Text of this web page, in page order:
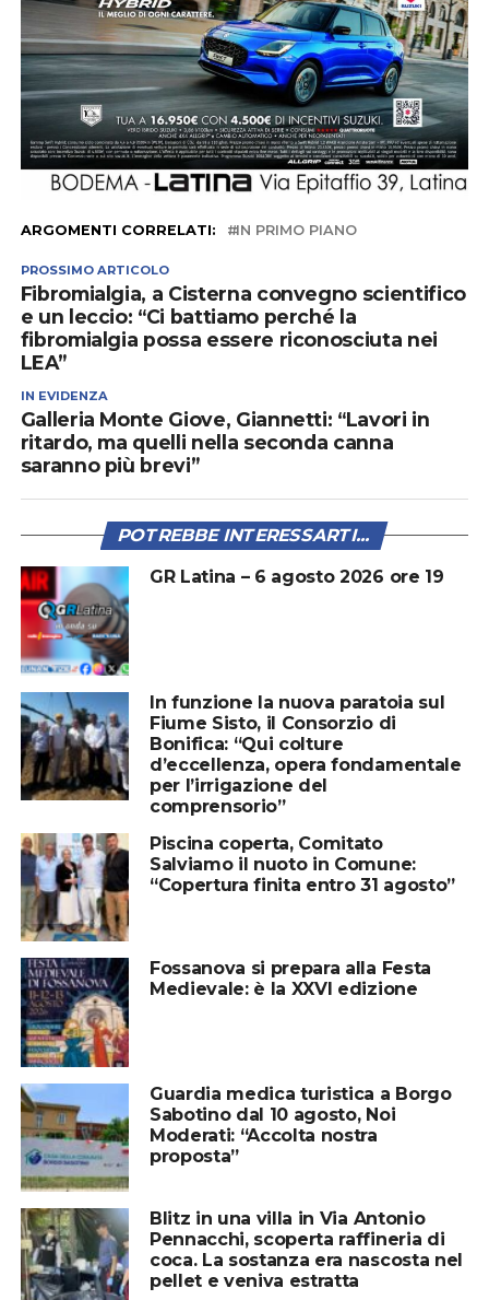
ARGOMENTI CORRELATI: IN PRIMO PIANO
PROSSIMO ARTICOLO
Fibromialgia, a Cisterna convegno scientifico
e un leccio: “Ci battiamo perché la
fibromialgia possa essere riconosciuta nei
LEA”
IN EVIDENZA
Galleria Monte Giove, Giannetti: “Lavori in
ritardo, ma quelli nella seconda canna
saranno più brevi”
POTREBBE INTERESSARTI...
GR Latina – 6 agosto 2026 ore 19
In funzione la nuova paratoia sul
Fiume Sisto, il Consorzio di
Bonifica: “Qui colture
d’eccellenza, opera fondamentale
per l’irrigazione del
comprensorio”
Piscina coperta, Comitato
Salviamo il nuoto in Comune:
“Copertura finita entro 31 agosto”
Fossanova si prepara alla Festa
Medievale: è la XXVI edizione
Guardia medica turistica a Borgo
Sabotino dal 10 agosto, Noi
Moderati: “Accolta nostra
proposta”
Blitz in una villa in Via Antonio
Pennacchi, scoperta raffineria di
coca. La sostanza era nascosta nel
pellet e veniva estratta